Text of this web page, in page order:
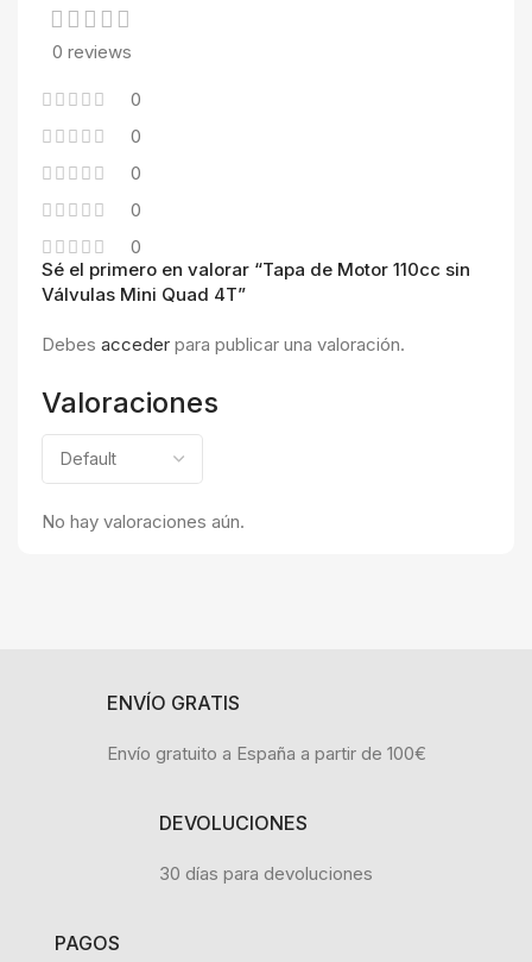
0 reviews
0
0
0
0
0
Valoraciones
No hay valoraciones aún.
Sé el primero en valorar “Tapa de Motor 110cc sin
Válvulas Mini Quad 4T”
Debes acceder para publicar una valoración.
ENVÍO GRATIS
Envío gratuito a España a partir de 100€
DEVOLUCIONES
30 días para devoluciones
PAGOS